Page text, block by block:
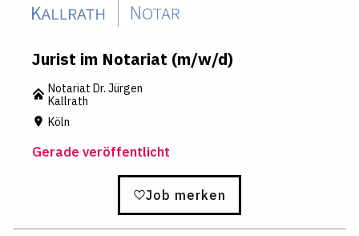
Jurist im Notariat (m/w/d)
Notariat Dr. Jürgen
Kallrath
Köln
Gerade veröffentlicht
Job merken